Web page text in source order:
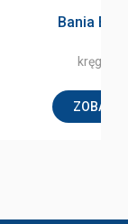
Bania
ZOBACZ